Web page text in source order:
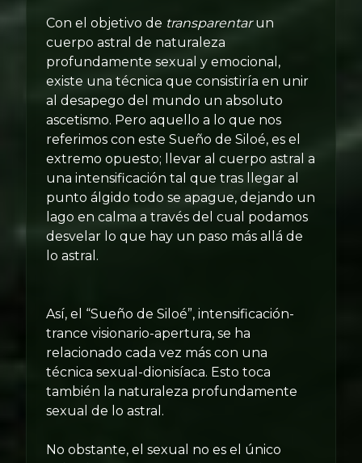
Con el objetivo de transparentarun
cuerpo astral de naturaleza
profundamente sexual y emocional,
existe una técnica que consistiría en unir
al desapego del mundo un absoluto
ascetismo. Pero aquello a lo que nos
referimos con este Sueño de Siloé, es el
extremo opuesto; llevar al cuerpo astral a
una intensificación tal que tras llegar al
punto álgido todo se apague, dejando un
lago en calma a través del cual podamos
desvelar lo que hay un paso más allá de
lo astral.
Así, el “Sueño de Siloé”, intensificación-
trance visionario-apertura, se ha
relacionado cada vez más con una
técnica sexual-dionisíaca. Esto toca
también la naturaleza profundamente
sexual de lo astral.
No obstante, el sexual no es el único